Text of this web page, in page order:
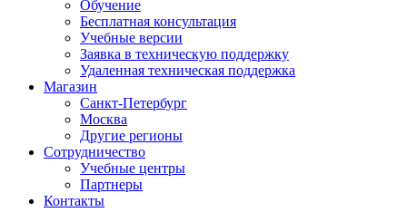
Обучение
Бесплатная консультация
Учебные версии
Заявка в техническую поддержку
Удаленная техническая поддержка
Магазин
Санкт-Петербург
Москва
Другие регионы
Сотрудничество
Учебные центры
Партнеры
Контакты